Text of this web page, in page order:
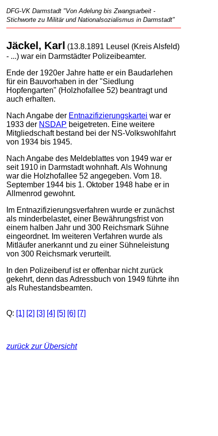
DFG-VK Darmstadt "Von Adelung bis Zwangsarbeit -
Stichworte zu Militär und Nationalsozialismus in Darmstadt"
Jäckel, Karl (13.8.1891 Leusel (Kreis Alsfeld)
- ...) war ein Darmstädter Polizeibeamter.
Ende der 1920er Jahre hatte er ein Baudarlehen
für ein Bauvorhaben in der "Siedlung
Hopfengarten" (Holzhofallee 52) beantragt und
auch erhalten.
Nach Angabe der Entnazifizierungskartei war er
1933 der NSDAP beigetreten. Eine weitere
Mitgliedschaft bestand bei der NS-Volkswohlfahrt
von 1934 bis 1945.
Nach Angabe des Meldeblattes von 1949 war er
seit 1910 in Darmstadt wohnhaft. Als Wohnung
war die Holzhofallee 52 angegeben. Vom 18.
September 1944 bis 1. Oktober 1948 habe er in
Allmenrod gewohnt.
Im Entnazifizierungsverfahren wurde er zunächst
als minderbelastet, einer Bewährungsfrist von
einem halben Jahr und 300 Reichsmark Sühne
eingeordnet. Im weiteren Verfahren wurde als
Mitläufer anerkannt und zu einer Sühneleistung
von 300 Reichsmark verurteilt.
In den Polizeiberuf ist er offenbar nicht zurück
gekehrt, denn das Adressbuch von 1949 führte ihn
als Ruhestandsbeamten.
Q: [1] [2] [3] [4] [5] [6] [7]
zurück zur Übersicht